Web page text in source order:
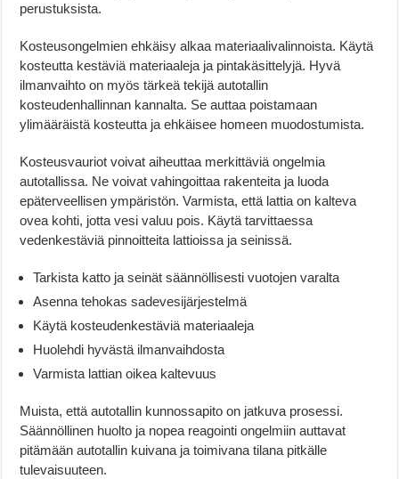
perustuksista.
Kosteusongelmien ehkäisy alkaa materiaalivalinnoista. Käytä
kosteutta kestäviä materiaaleja ja pintakäsittelyjä. Hyvä
ilmanvaihto on myös tärkeä tekijä autotallin
kosteudenhallinnan kannalta. Se auttaa poistamaan
ylimääräistä kosteutta ja ehkäisee homeen muodostumista.
Kosteusvauriot voivat aiheuttaa merkittäviä ongelmia
autotallissa. Ne voivat vahingoittaa rakenteita ja luoda
epäterveellisen ympäristön. Varmista, että lattia on kalteva
ovea kohti, jotta vesi valuu pois. Käytä tarvittaessa
vedenkestäviä pinnoitteita lattioissa ja seinissä.
Tarkista katto ja seinät säännöllisesti vuotojen varalta
Asenna tehokas sadevesijärjestelmä
Käytä kosteudenkestäviä materiaaleja
Huolehdi hyvästä ilmanvaihdosta
Varmista lattian oikea kaltevuus
Muista, että autotallin kunnossapito on jatkuva prosessi.
Säännöllinen huolto ja nopea reagointi ongelmiin auttavat
pitämään autotallin kuivana ja toimivana tilana pitkälle
tulevaisuuteen.